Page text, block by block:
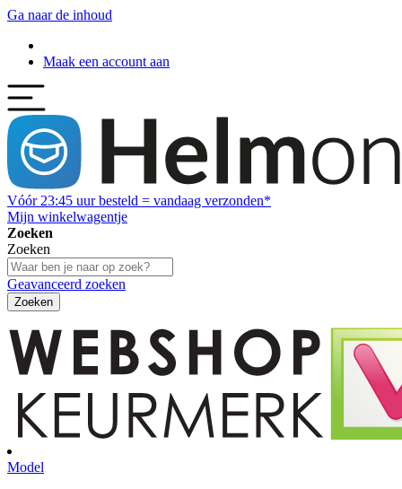
Ga naar de inhoud
Maak een account aan
Vóór 23:45 uur besteld = vandaag verzonden*
Mijn winkelwagentje
Zoeken
Zoeken
Geavanceerd zoeken
Zoeken
Model